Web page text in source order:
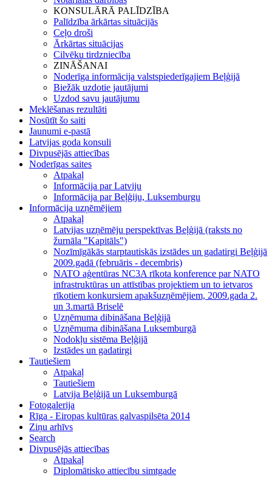
KONSULĀRĀ PALĪDZĪBA
Palīdzība ārkārtas situācijās
Ceļo droši
Ārkārtas situācijas
Cilvēku tirdzniecība
ZINĀŠANAI
Noderīga informācija valstspiederīgajiem Beļģijā
Biežāk uzdotie jautājumi
Uzdod savu jautājumu
Meklēšanas rezultāti
Nosūtīt šo saiti
Jaunumi e-pastā
Latvijas goda konsuli
Divpusējās attiecības
Noderīgas saites
Atpakaļ
Informācija par Latviju
Informācija par Beļģiju, Luksemburgu
Informācija uzņēmējiem
Atpakaļ
Latvijas uzņēmēju perspektīvas Beļģijā (raksts no
žurnāla "Kapitāls")
Nozīmīgākās starptautiskās izstādes un gadatirgi Beļģijā
2009.gadā (februāris - decembris)
NATO aģentūras NC3A rīkota konference par NATO
infrastruktūras un attīstības projektiem un to ietvaros
rīkotiem konkursiem apakšuzņēmējiem, 2009.gada 2.
un 3.martā Briselē
Uzņēmuma dibināšana Beļģijā
Uzņēmuma dibināšana Luksemburgā
Nodokļu sistēma Beļģijā
Izstādes un gadatirgi
Tautiešiem
Atpakaļ
Tautiešiem
Latvija Beļģijā un Luksemburgā
Fotogalerija
Rīga - Eiropas kultūras galvaspilsēta 2014
Ziņu arhīvs
Search
Divpusējās attiecības
Atpakaļ
Diplomātisko attiecību simtgade